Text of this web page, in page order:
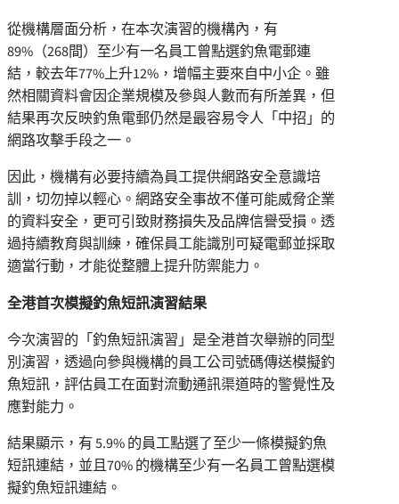
從機構層面分析，在本次演習的機構內，有
89%（268間）至少有一名員工曾點選釣魚電郵連
結，較去年77%上升12%，增幅主要來自中小企。雖
然相關資料會因企業規模及參與人數而有所差異，但
結果再次反映釣魚電郵仍然是最容易令人「中招」的
網路攻擊手段之一。
因此，機構有必要持續為員工提供網路安全意識培
訓，切勿掉以輕心。網路安全事故不僅可能威脅企業
的資料安全，更可引致財務損失及品牌信譽受損。透
過持續教育與訓練，確保員工能識別可疑電郵並採取
適當行動，才能從整體上提升防禦能力。
全港首次模擬釣魚短訊演習結果
今次演習的「釣魚短訊演習」是全港首次舉辦的同型
別演習，透過向參與機構的員工公司號碼傳送模擬釣
魚短訊，評估員工在面對流動通訊渠道時的警覺性及
應對能力。
結果顯示，有 5.9% 的員工點選了至少一條模擬釣魚
短訊連結，並且70% 的機構至少有一名員工曾點選模
擬釣魚短訊連結。